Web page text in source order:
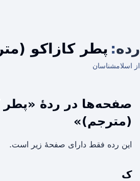
رده: پطر کازاکو
از اسلامشناسان
صفحه‌ها در ردهٔ «پطر
(مترجم)»
این رده فقط دارای صفحهٔ زیر است.
ک